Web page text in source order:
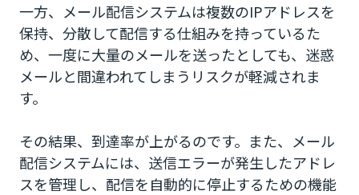
一方、メール配信システムは複数のIPアドレスを
保持、分散して配信する仕組みを持っているた
め、一度に大量のメールを送ったとしても、迷惑
メールと間違われてしまうリスクが軽減されま
す。
その結果、到達率が上がるのです。また、メール
配信システムには、送信エラーが発生したアドレ
スを管理し、配信を自動的に停止するための機能